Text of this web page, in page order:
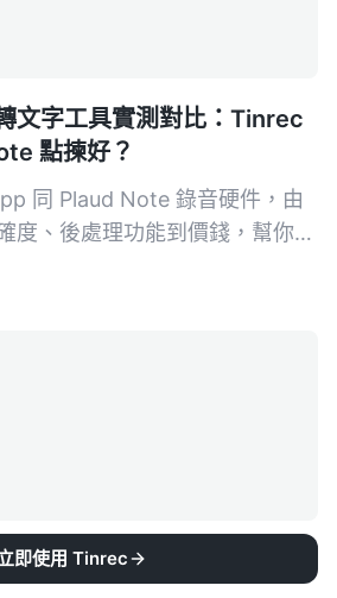
文字工具實測對比：Tinrec
點揀好？
同 Plaud Note 錄音硬件，由
度、後處理功能到價錢，幫你揀
打字怎麼用？5步驟完整教
即使用 Tinrec